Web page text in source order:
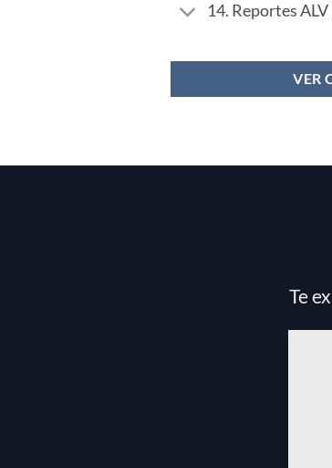
14. Reportes
VER
Te